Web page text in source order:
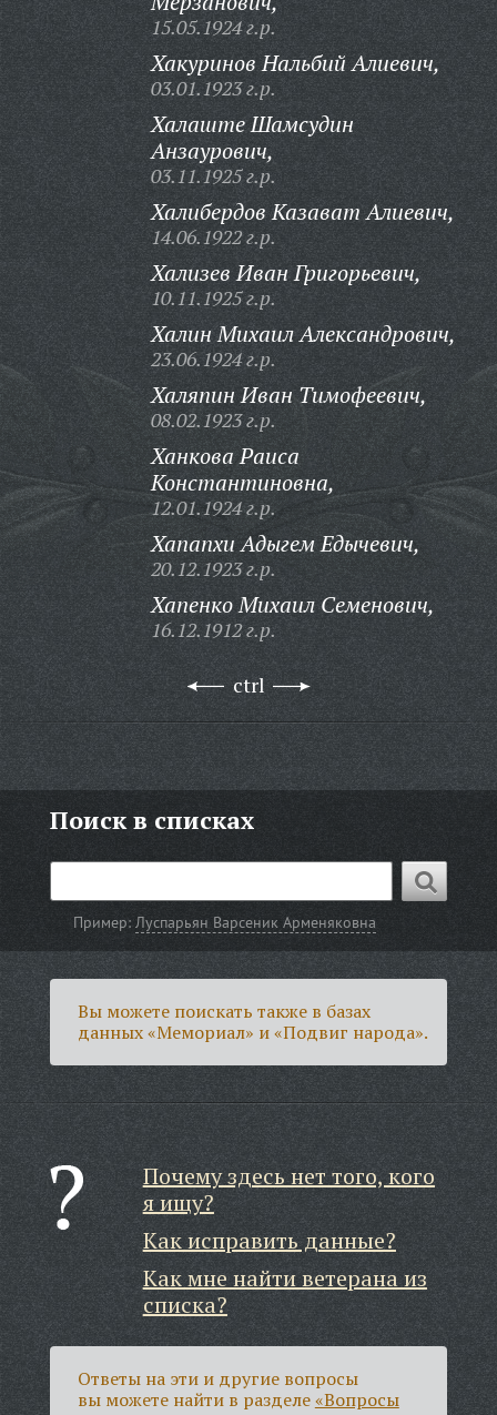
15.05.1924 г.р.
Хакуринов Нальбий Алиевич,
03.01.1923 г.р.
Халаште Шамсудин
Анзаурович,
03.11.1925 г.р.
Халибердов Казават Алиевич,
14.06.1922 г.р.
Хализев Иван Григорьевич,
10.11.1925 г.р.
Халин Михаил Александрович,
23.06.1924 г.р.
Халяпин Иван Тимофеевич,
08.02.1923 г.р.
Ханкова Раиса
Константиновна,
12.01.1924 г.р.
Хапапхи Адыгем Едычевич,
20.12.1923 г.р.
Хапенко Михаил Семенович,
16.12.1912 г.р.
ctrl
Поиск в списках
Пример:Луспарьян Варсеник Арменяковна
Вы можете поискать также в базах
данных «Мемориал» и «Подвиг народа».
Почему здесь нет того, кого
я ищу?
Как исправить данные?
Как мне найти ветерана из
списка?
Ответы на эти и другие вопросы
вы можете найти в разделе«Вопросы